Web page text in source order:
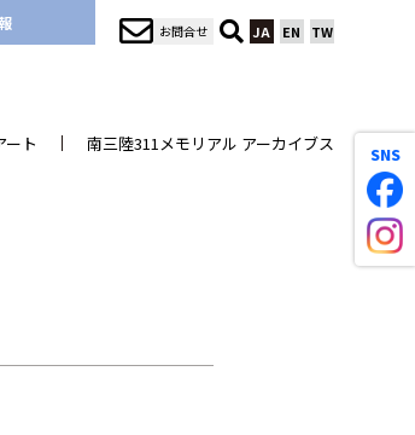
SNS
お問合せ JA EN TW
ート 南三陸311メモリアル アーカイブス